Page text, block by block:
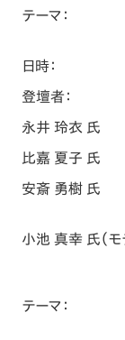
テーマ：
日時：
登壇者：
永井 玲衣 氏
比嘉 夏子 氏
安斎 勇樹 氏
小池 真幸 氏（モ
テーマ：